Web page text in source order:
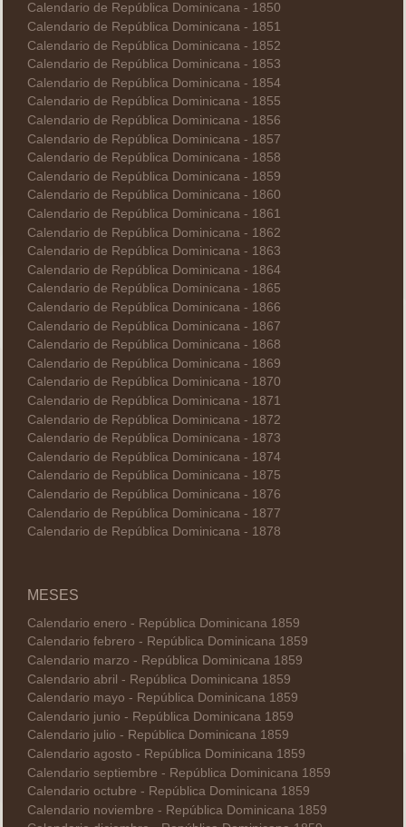
Calendario de República Dominicana - 1850
Calendario de República Dominicana - 1851
Calendario de República Dominicana - 1852
Calendario de República Dominicana - 1853
Calendario de República Dominicana - 1854
Calendario de República Dominicana - 1855
Calendario de República Dominicana - 1856
Calendario de República Dominicana - 1857
Calendario de República Dominicana - 1858
Calendario de República Dominicana - 1859
Calendario de República Dominicana - 1860
Calendario de República Dominicana - 1861
Calendario de República Dominicana - 1862
Calendario de República Dominicana - 1863
Calendario de República Dominicana - 1864
Calendario de República Dominicana - 1865
Calendario de República Dominicana - 1866
Calendario de República Dominicana - 1867
Calendario de República Dominicana - 1868
Calendario de República Dominicana - 1869
Calendario de República Dominicana - 1870
Calendario de República Dominicana - 1871
Calendario de República Dominicana - 1872
Calendario de República Dominicana - 1873
Calendario de República Dominicana - 1874
Calendario de República Dominicana - 1875
Calendario de República Dominicana - 1876
Calendario de República Dominicana - 1877
Calendario de República Dominicana - 1878
MESES
Calendario enero - República Dominicana 1859
Calendario febrero - República Dominicana 1859
Calendario marzo - República Dominicana 1859
Calendario abril - República Dominicana 1859
Calendario mayo - República Dominicana 1859
Calendario junio - República Dominicana 1859
Calendario julio - República Dominicana 1859
Calendario agosto - República Dominicana 1859
Calendario septiembre - República Dominicana 1859
Calendario octubre - República Dominicana 1859
Calendario noviembre - República Dominicana 1859